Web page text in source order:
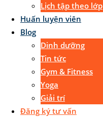
Lịch tập theo lớp
Huấn luyện viên
Blog
Dinh dưỡng
Tin tức
Gym & Fitness
Yoga
Giải trí
Đăng ký tư vấn